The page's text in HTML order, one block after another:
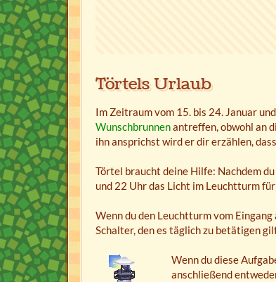
Törtels Urlaub
Im Zeitraum vom 15. bis 24. Januar
Wunschbrunnenantreffen, obwohl an
ihn ansprichst wird er dir erzählen,
Törtel braucht deine Hilfe: Nachdem
und 22 Uhr das Licht im Leuchtturm
Wenn du den Leuchtturm vom
Schalter, den es täglich zu betätigen
Wenn du diese
anschließend